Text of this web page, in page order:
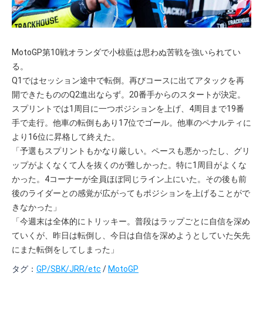
MotoGP第10戦オランダで小椋藍は思わぬ苦戦を強いられてい
る。
Q1ではセッション途中で転倒。再びコースに出てアタックを再
開できたもののQ2進出ならず。20番手からのスタートが決定。
スプリントでは1周目に一つポジションを上げ、4周目まで19番
手で走行。他車の転倒もあり17位でゴール。他車のペナルティに
より16位に昇格して終えた。
「予選もスプリントもかなり厳しい。ペースも悪かったし、グリ
ップがよくなくて人を抜くのが難しかった。特に1周目がよくな
かった。4コーナーが全員ほぼ同じライン上にいた。その後も前
後のライダーとの感覚が広がってもポジションを上げることがで
きなかった」
「今週末は全体的にトリッキー。普段はラップごとに自信を深め
ていくが、昨日は転倒し、今日は自信を深めようとしていた矢先
にまた転倒をしてしまった」
タグ： GP/SBK/JRR/etc / MotoGP